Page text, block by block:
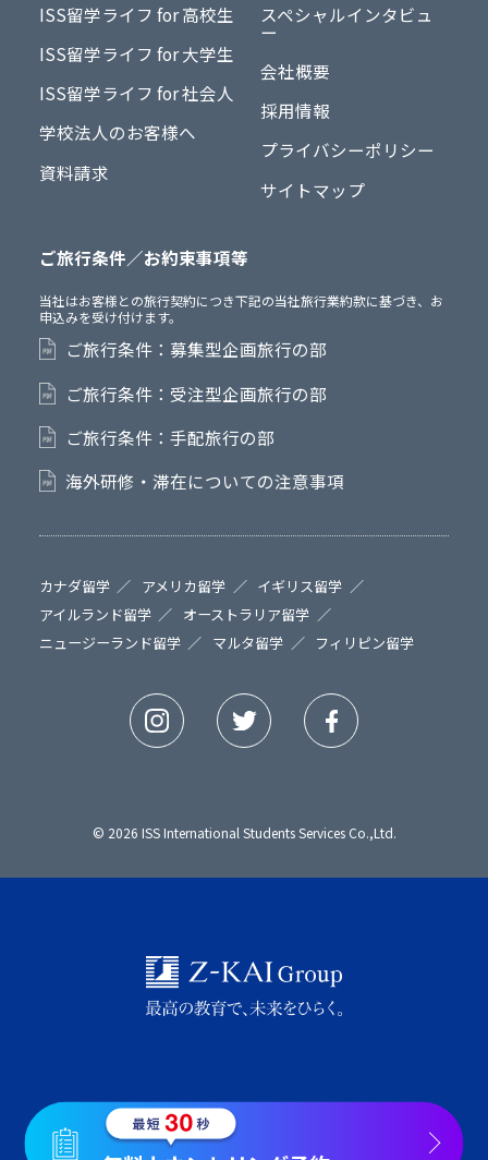
ISS留学ライフ for 高校生
ISS留学ライフ for 大学生
ISS留学ライフ for 社会人
学校法人のお客様へ
資料請求
スペシャルインタビュ
ー
会社概要
採用情報
プライバシーポリシー
サイトマップ
ご旅行条件／お約束事項等
当社はお客様との旅行契約につき下記の当社旅行業約款に基づき、お
申込みを受け付けます。
ご旅行条件：募集型企画旅行の部
ご旅行条件：受注型企画旅行の部
ご旅行条件：手配旅行の部
海外研修・滞在についての注意事項
カナダ留学 アメリカ留学
イギリス留学
アイルランド留学
オーストラリア留学
ニュージーランド留学
マルタ留学 フィリピン留学
© 2026 ISS International Students Services Co.,Ltd.